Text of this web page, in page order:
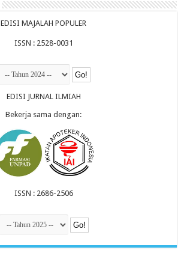
EDISI MAJALAH POPULER
ISSN : 2528-0031
EDISI JURNAL ILMIAH
Bekerja sama dengan:
ISSN : 2686-2506